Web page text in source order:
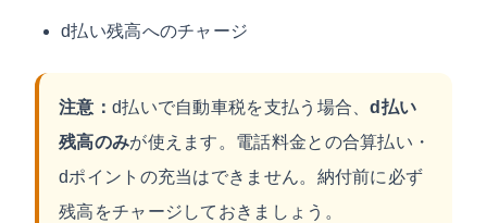
d払い残高へのチャージ
注意： d払いで自動車税を支払う場合、d払い
残高のみが使えます。電話料金との合算払い・
dポイントの充当はできません。納付前に必ず
残高をチャージしておきましょう。